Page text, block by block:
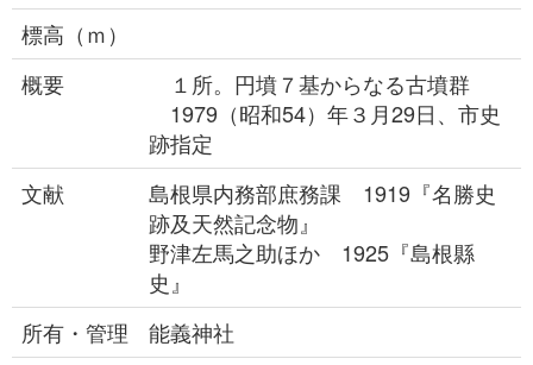
標高（ｍ）
概要
１所。円墳７基からなる古墳群
1979（昭和54）年３月29日、市史
跡指定
文献
島根県内務部庶務課 1919『名勝史
跡及天然記念物』
野津左馬之助ほか 1925『島根縣
史』
所有・管理
能義神社